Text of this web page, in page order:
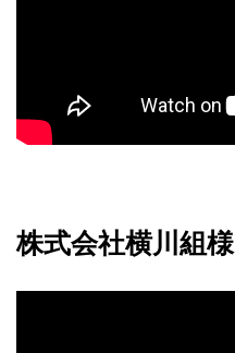
株式会社横川組様